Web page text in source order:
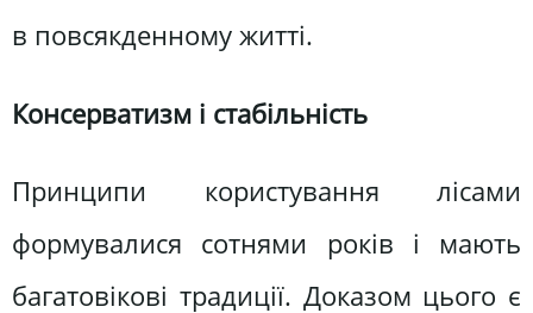
в повсякденному житті.
Консерватизм і стабільність
Принципи користування лісами
формувалися сотнями років і мають
багатовікові традиції. Доказом цього є